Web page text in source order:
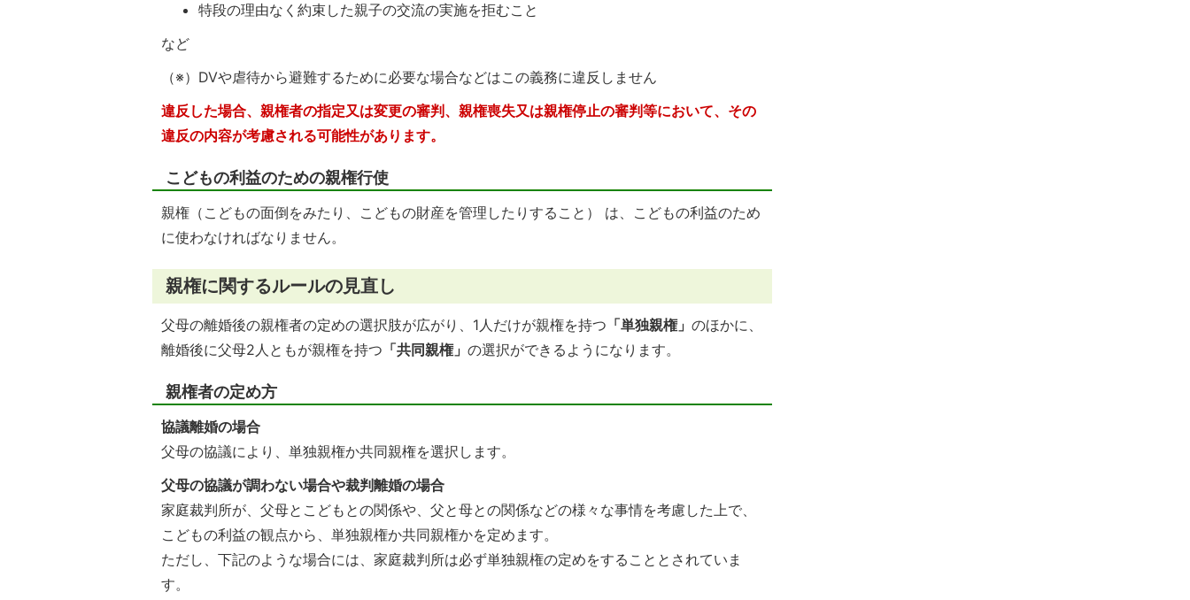
特段の理由なく約束した親子の交流の実施を拒むこと
など
（※）DVや虐待から避難するために必要な場合などはこの義務に違反しません
違反した場合、親権者の指定又は変更の審判、親権喪失又は親権停止の審判等において、その
違反の内容が考慮される可能性があります。
こどもの利益のための親権行使
親権（こどもの面倒をみたり、こどもの財産を管理したりすること） は、こどもの利益のため
に使わなければなりません。
親権に関するルールの見直し
父母の離婚後の親権者の定めの選択肢が広がり、1人だけが親権を持つ 「単独親権」 のほかに、
離婚後に父母2人ともが親権を持つ 「共同親権」 の選択ができるようになります。
親権者の定め方
協議離婚の場合
父母の協議により、単独親権か共同親権を選択します。
父母の協議が調わない場合や裁判離婚の場合
家庭裁判所が、父母とこどもとの関係や、父と母との関係などの様々な事情を考慮した上で、
こどもの利益の観点から、単独親権か共同親権かを定めます。
ただし、下記のような場合には、家庭裁判所は必ず単独親権の定めをすることとされていま
す。